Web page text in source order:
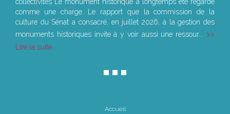
collectivités Le monument historique a longtemps été regardé
comme une charge. Le rapport que la commission de la
culture du Sénat a consacré, en juillet 2026, à la gestion des
monuments historiques invite à y voir aussi une ressour...
Lire la suite
Accueil